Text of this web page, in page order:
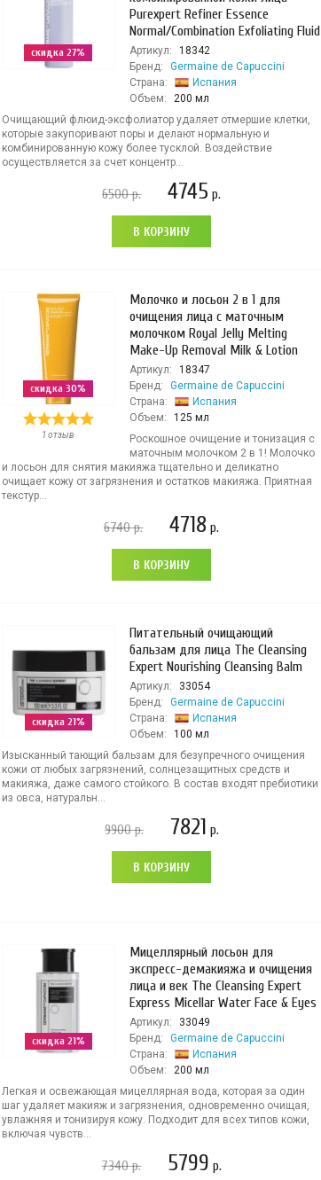
скидка 27%
Purexpert Refiner Essence
Normal/Combination Exfoliating Fluid
Артикул:
18342
Бренд:
Germaine de Capuccini
Страна:
Испания
Объем:
200 мл
Очищающий флюид-эксфолиатор удаляет отмершие клетки,
которые закупоривают поры и делают нормальную и
комбинированную кожу более тусклой. Воздействие
осуществляется за счет концентр...
6500р. 4745 р.
В КОРЗИНУ
скидка 30%
1 отзыв
Молочко и лосьон 2 в 1 для
очищения лица с маточным
молочком Royal Jelly Melting
Make-Up Removal Milk & Lotion
Артикул:
18347
Бренд:
Germaine de Capuccini
Страна:
Испания
Объем:
125 мл
Роскошное очищение и тонизация с
маточным молочком 2 в 1! Молочко
и лосьон для снятия макияжа тщательно и деликатно
очищает кожу от загрязнения и остатков макияжа. Приятная
текстур...
6740р. 4718 р.
В КОРЗИНУ
скидка 21%
Питательный очищающий
бальзам для лица The Cleansing
Expert Nourishing Cleansing Balm
Артикул:
33054
Бренд:
Germaine de Capuccini
Страна:
Испания
Объем:
100 мл
Изысканный тающий бальзам для безупречного очищения
кожи от любых загрязнений, солнцезащитных средств и
макияжа, даже самого стойкого. В состав входят пребиотики
из овса, натуральн...
9900р. 7821 р.
В КОРЗИНУ
скидка 21%
Мицеллярный лосьон для
экспресс-демакияжа и очищения
лица и век The Cleansing Expert
Express Micellar Water Face & Eyes
Артикул:
33049
Бренд:
Germaine de Capuccini
Страна:
Испания
Объем:
200 мл
Легкая и освежающая мицеллярная вода, которая за один
шаг удаляет макияж и загрязнения, одновременно очищая,
увлажняя и тонизируя кожу. Подходит для всех типов кожи,
включая чувств...
7340р. 5799 р.